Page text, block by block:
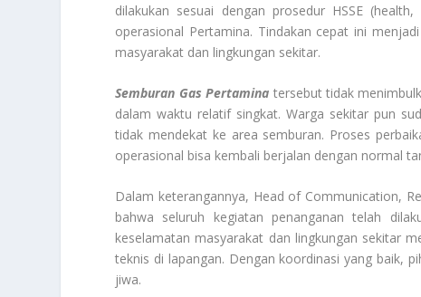
dilakukan sesuai dengan prosedur HSSE
operasional Pertamina. Tindakan cepat ini
masyarakat dan lingkungan sekitar.
Semburan Gas Pertamina tersebut tidak
dalam waktu relatif singkat. Warga sekitar pun
tidak mendekat ke area semburan. Proses
operasional bisa kembali berjalan dengan normal
Dalam keterangannya, Head of Communication,
bahwa seluruh kegiatan penanganan telah
keselamatan masyarakat dan lingkungan sekitar
teknis di lapangan. Dengan koordinasi yang baik,
jiwa.